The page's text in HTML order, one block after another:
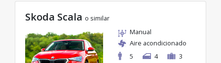
Skoda Scala o similar
Manual
Aire acondicionado
5
4 3